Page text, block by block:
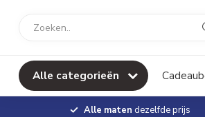
Alle categorieën
Alle maten dezelfde prijs